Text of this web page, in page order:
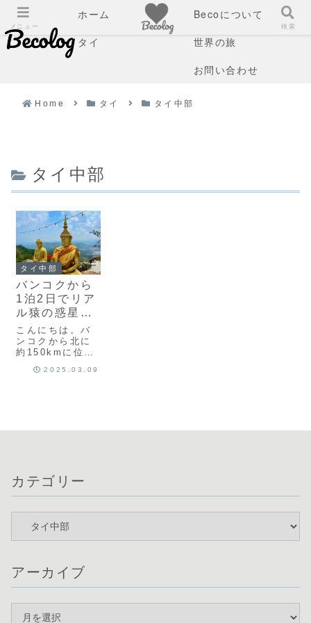
ホーム
Becoについて
タイ
世界の旅
お問い合わせ
Home タイ タイ中部
タイ中部
タイ中部
バンコクから
1泊2日でリア
ル猿の惑星ロ
ッブリーを巡
る
こんにちは。バ
ンコクから北に
約150kmに位置
県。乾季の11〜
して知られ、町
あまりにも...
2025.03.09
カテゴリー
アーカイブ
メニュー 検索